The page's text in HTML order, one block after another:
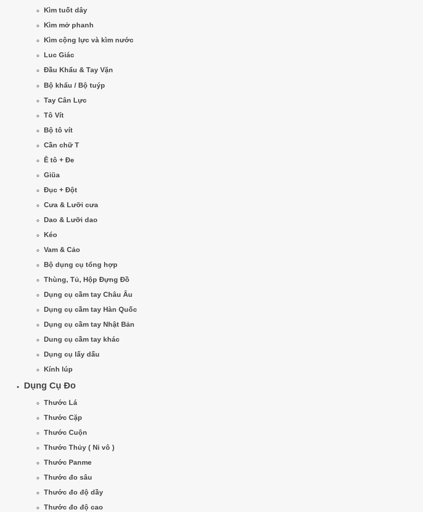
Kìm tuốt dây
Kìm mở phanh
Kìm cộng lực và kìm nước
Luc Giác
Đầu Khẩu & Tay Vặn
Bộ khẩu / Bộ tuýp
Tay Cân Lực
Tô Vít
Bộ tô vít
Cần chữ T
Ê tô + Đe
Giũa
Đục + Đột
Cưa & Lưỡi cưa
Dao & Lưỡi dao
Kéo
Vam & Cảo
Bộ dụng cụ tổng hợp
Thùng, Tủ, Hộp Đựng Đồ
Dụng cụ cầm tay Châu Âu
Dụng cụ cầm tay Hàn Quốc
Dụng cụ cầm tay Nhật Bản
Dung cụ cầm tay khác
Dụng cụ lấy dấu
Kính lúp
Dụng Cụ Đo
Thước Lá
Thước Cặp
Thước Cuộn
Thước Thủy ( Ni vô )
Thước Panme
Thước đo sâu
Thước đo độ dầy
Thước đo độ cao